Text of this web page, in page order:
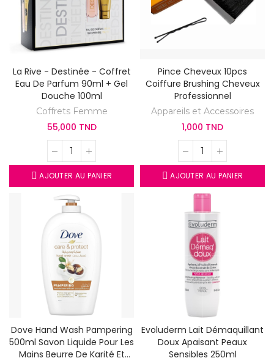
La Rive - Destinée - Coffret
Eau De Parfum 90ml + Gel
Douche 100ml
Coffrets Femme
55,000 TND
AJOUTER AU PANIER
Pince Cheveux 10pcs
Coiffure Brushing Cheveux
Professionnel
Appareils et Accessoires
1,000 TND
AJOUTER AU PANIER
Dove Hand Wash Pampering
500ml Savon Liquide Pour Les
Mains Beurre De Karité Et
Evoluderm Lait Démaquillant
Doux Apaisant Peaux
Sensibles 250ml